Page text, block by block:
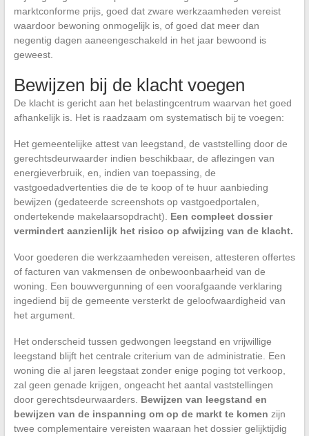
marktconforme prijs, goed dat zware werkzaamheden vereist
waardoor bewoning onmogelijk is, of goed dat meer dan
negentig dagen aaneengeschakeld in het jaar bewoond is
geweest.
Bewijzen bij de klacht voegen
De klacht is gericht aan het belastingcentrum waarvan het goed
afhankelijk is. Het is raadzaam om systematisch bij te voegen:
Het gemeentelijke attest van leegstand, de vaststelling door de
gerechtsdeurwaarder indien beschikbaar, de aflezingen van
energieverbruik, en, indien van toepassing, de
vastgoedadvertenties die de te koop of te huur aanbieding
bewijzen (gedateerde screenshots op vastgoedportalen,
ondertekende makelaarsopdracht). Een compleet dossier
vermindert aanzienlijk het risico op afwijzing van de klacht.
Voor goederen die werkzaamheden vereisen, attesteren offertes
of facturen van vakmensen de onbewoonbaarheid van de
woning. Een bouwvergunning of een voorafgaande verklaring
ingediend bij de gemeente versterkt de geloofwaardigheid van
het argument.
Het onderscheid tussen gedwongen leegstand en vrijwillige
leegstand blijft het centrale criterium van de administratie. Een
woning die al jaren leegstaat zonder enige poging tot verkoop,
zal geen genade krijgen, ongeacht het aantal vaststellingen
door gerechtsdeurwaarders. Bewijzen van leegstand en
bewijzen van de inspanning om op de markt te komen zijn
twee complementaire vereisten waaraan het dossier gelijktijdig